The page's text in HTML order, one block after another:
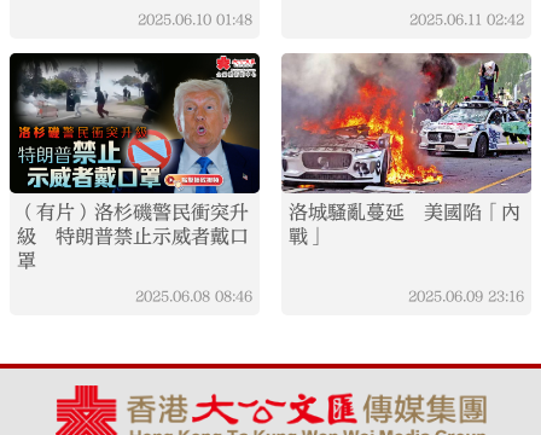
2025.06.10 01:48 2025.06.11 02:42
（有片）洛杉磯警民衝突升
級 特朗普禁止示威者戴口
罩
2025.06.08 08:46
洛城騷亂蔓延 美國陷「內
戰」
2025.06.09 23:16